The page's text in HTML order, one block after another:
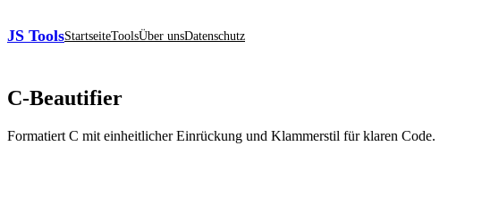
JS ToolsStartseiteToolsÜber unsDatenschutz
C‑Beautifier
Formatiert C mit einheitlicher Einrückung und Klammerstil für klaren Code.